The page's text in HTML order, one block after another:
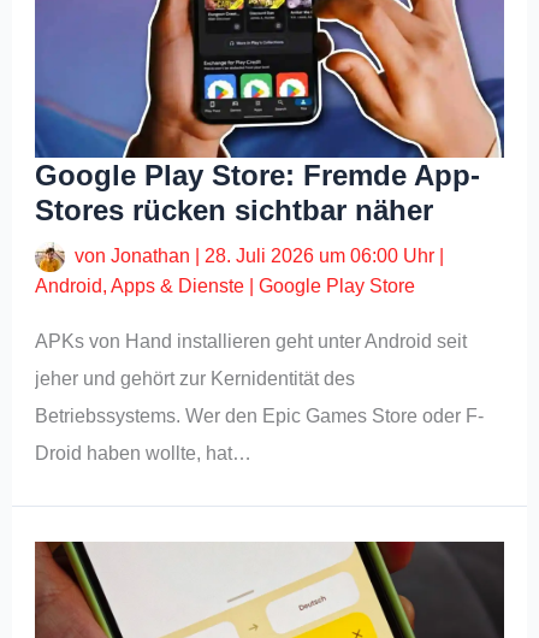
Google Play Store: Fremde App-
Stores rücken sichtbar näher
vonJonathan 28. Juli 2026 um 06:00 Uhr
Android,Apps & Dienste |Google Play Store
APKs von Hand installieren geht unter Android seit
jeher und gehört zur Kernidentität des
Betriebssystems. Wer den Epic Games Store oder F-
Droid haben wollte, hat…